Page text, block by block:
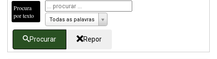
Procura
por texto
Todas as palavras
Procurar Repor